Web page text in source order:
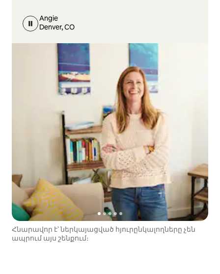
Angie
Denver, CO
Հնարավոր է՝ ներկայացված հյուրընկալողները չեն
ապրում այս շենքում։